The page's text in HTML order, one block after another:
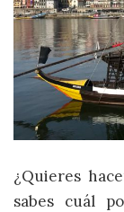
¿Quieres
sabes cuál